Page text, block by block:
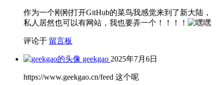
作为一个刚刚打开GitHub的菜鸟我感觉来到了新大陆，
私人居然也可以有网站，我也要弄一个！！！！
评论于 留言板
geekgao 2025年7月6日
https://www.geekgao.cn/feed 这个呢